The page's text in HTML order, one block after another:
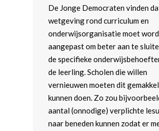
De Jonge Democraten vinden
wetgeving rond curriculum en
onderwijsorganisatie moet
aangepast om beter aan te
de specifieke
de leerling. Scholen die willen
vernieuwen moeten dit
kunnen doen. Zo zou
aantal (onnodige) verplichte
naar beneden kunnen zodat er